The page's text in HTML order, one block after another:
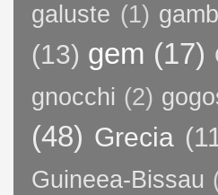
galuste (1)
(13) gem (17)
gnocchi (2)
(48) Grecia
Guineea-Bissau